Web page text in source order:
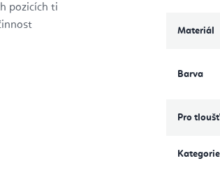
pozicích ti
Materiál
Barva
Pro
Kategorie